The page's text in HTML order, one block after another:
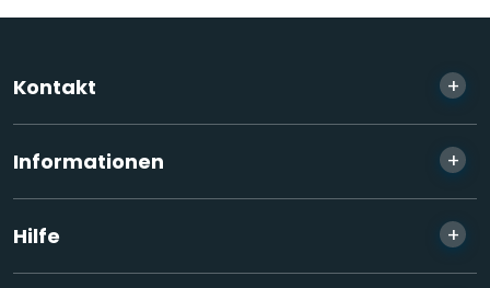
Kontakt +
Informationen +
Hilfe +